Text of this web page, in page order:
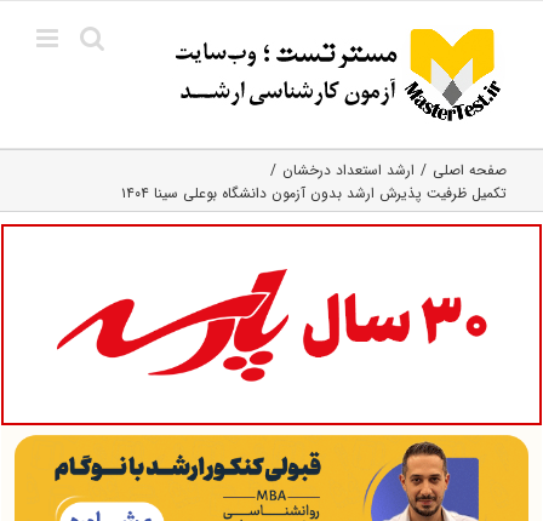
content
صفحه اصلی
ارشد استعداد درخشان
تکمیل ظرفیت پذیرش ارشد بدون آزمون دانشگاه بوعلی سینا ۱۴۰۴